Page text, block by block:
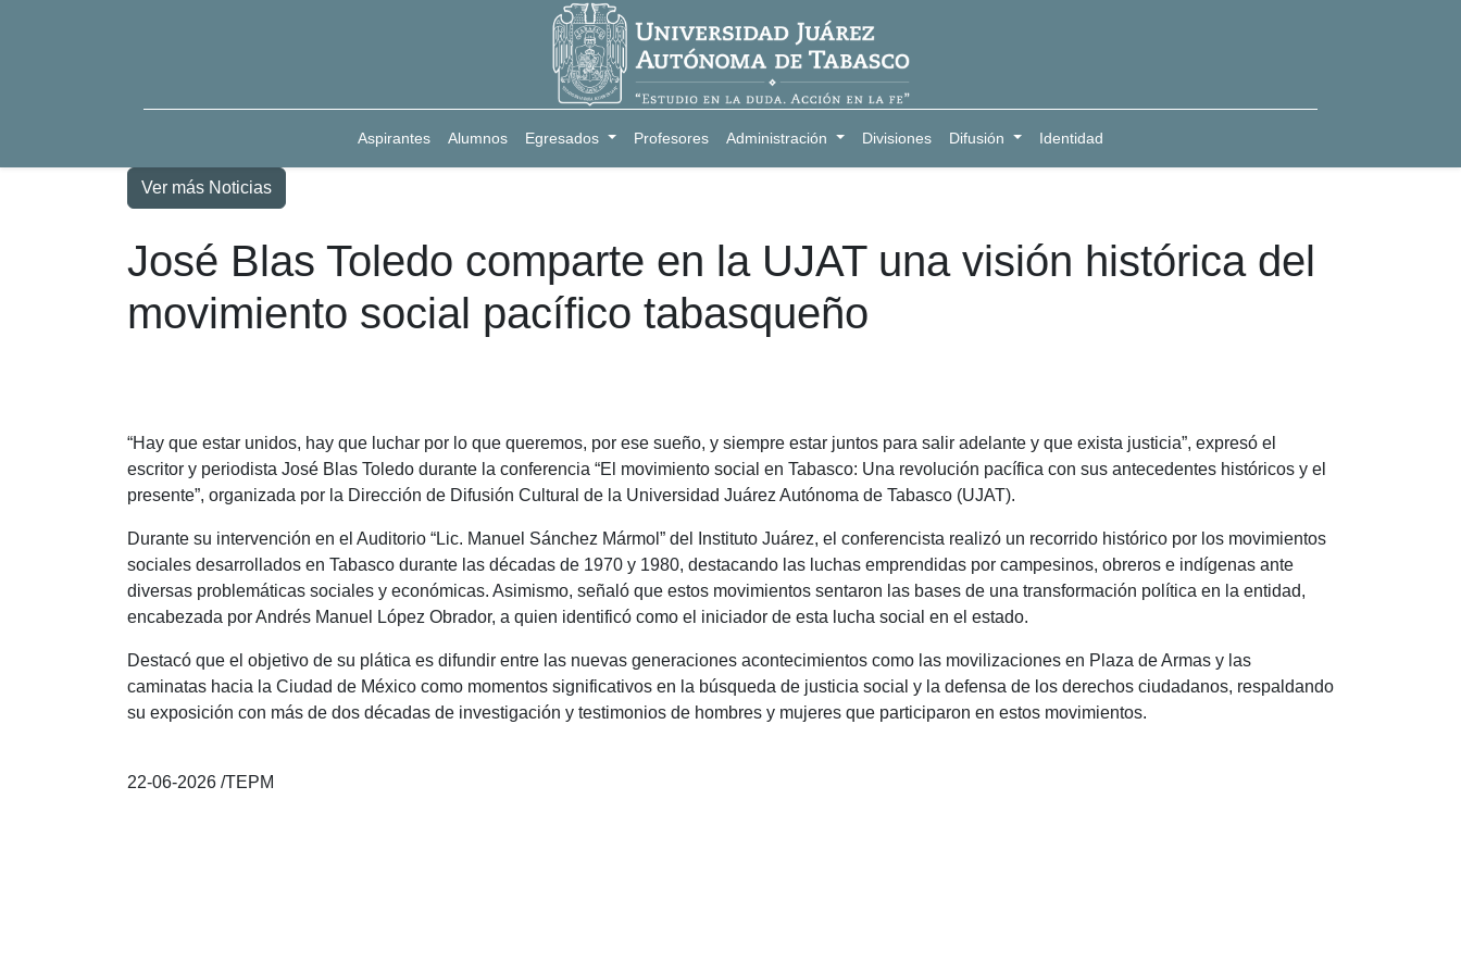
Aspirantes Alumnos Egresados Profesores Administración Divisiones Difusión Identidad
Ver más Noticias
José Blas Toledo comparte en la UJAT una visión histórica del
movimiento social pacífico tabasqueño
“Hay que estar unidos, hay que luchar por lo que queremos, por ese sueño, y siempre estar juntos para salir adelante y que exista justicia”, expresó el
escritor y periodista José Blas Toledo durante la conferencia “El movimiento social en Tabasco: Una revolución pacífica con sus antecedentes históricos y el
presente”, organizada por la Dirección de Difusión Cultural de la Universidad Juárez Autónoma de Tabasco (UJAT).
Durante su intervención en el Auditorio “Lic. Manuel Sánchez Mármol” del Instituto Juárez, el conferencista realizó un recorrido histórico por los movimientos
sociales desarrollados en Tabasco durante las décadas de 1970 y 1980, destacando las luchas emprendidas por campesinos, obreros e indígenas ante
diversas problemáticas sociales y económicas. Asimismo, señaló que estos movimientos sentaron las bases de una transformación política en la entidad,
encabezada por Andrés Manuel López Obrador, a quien identificó como el iniciador de esta lucha social en el estado.
Destacó que el objetivo de su plática es difundir entre las nuevas generaciones acontecimientos como las movilizaciones en Plaza de Armas y las
caminatas hacia la Ciudad de México como momentos significativos en la búsqueda de justicia social y la defensa de los derechos ciudadanos, respaldando
su exposición con más de dos décadas de investigación y testimonios de hombres y mujeres que participaron en estos movimientos.
22-06-2026 /TEPM